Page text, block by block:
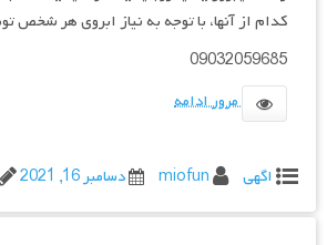
کدام از آنها، با توجه به نیاز ابروی هر شخص
09032059685
مرور ادامه
اگهی miofun دسامبر 16, 2021